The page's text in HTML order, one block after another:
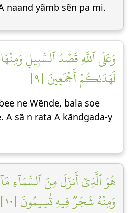
naand yãmb sẽn pa mi.
وَعَلَى ٱللَّهِ قَصۡدُ ٱلسَّبِيلِ
لَهَدَىٰكُمۡ أَجۡمَعِينَ [٩]
ne Wẽnde, bala soe
A sã n rata A kãndgada-y
هُوَ ٱلَّذِيٓ أَنزَلَ مِنَ
وَمِنۡهُ شَجَرٞ فِيهِ تُسِيمُونَ [١٠]